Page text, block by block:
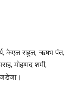
केएल राहुल, ऋषभ पंत,
मोहम्मद शमी,